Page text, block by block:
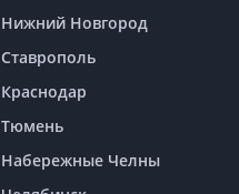
Нижний Новгород
Ставрополь
Краснодар
Тюмень
Набережные Челны